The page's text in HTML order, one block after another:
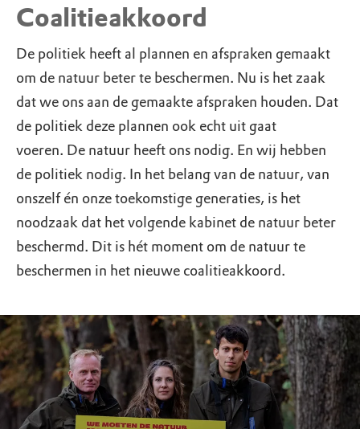
Coalitieakkoord
De politiek heeft al plannen en afspraken gemaakt
om de natuur beter te beschermen. Nu is het zaak
dat we ons aan de gemaakte afspraken houden. Dat
de politiek deze plannen ook echt uit gaat
voeren. De natuur heeft ons nodig. En wij hebben
de politiek nodig. In het belang van de natuur, van
onszelf én onze toekomstige generaties, is het
noodzaak dat het volgende kabinet de natuur beter
beschermd. Dit is hét moment om de natuur te
beschermen in het nieuwe coalitieakkoord.